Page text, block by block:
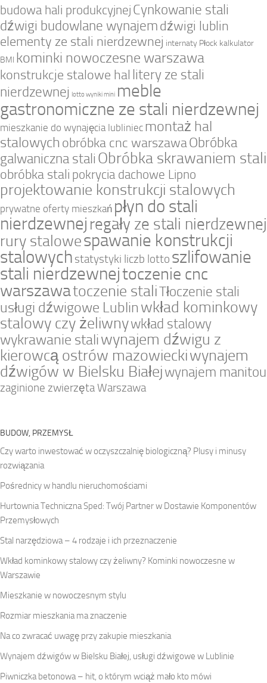
budowa hali produkcyjnej Cynkowanie stali
dźwigi budowlane wynajemdźwigi lublin
elementy ze stali nierdzewnej internaty Płock kalkulator
BMI kominki nowoczesne warszawa
konstrukcje stalowe hal litery ze stali
nierdzewnej lotto wyniki mini meble
gastronomiczne ze stali nierdzewnej
mieszkanie do wynajęcia lubliniec montaż hal
stalowych obróbka cnc warszawaObróbka
galwaniczna stali Obróbka skrawaniem stali
obróbka stali pokrycia dachowe Lipno
projektowanie konstrukcji stalowych
prywatne oferty mieszkań płyn do stali
nierdzewnej regały ze stali nierdzewnej
rury stalowespawanie konstrukcji
stalowych statystyki liczb lotto szlifowanie
stali nierdzewnejtoczenie cnc
warszawatoczenie staliTłoczenie stali
usługi dźwigowe Lublin wkład kominkowy
stalowy czy żeliwnywkład stalowy
wykrawanie staliwynajem dźwigu z
kierowcą ostrów mazowieckiwynajem
dźwigów w Bielsku Białejwynajem manitou
zaginione zwierzęta Warszawa
BUDOW, PRZEMYSŁ
Czy warto inwestować w oczyszczalnię biologiczną? Plusy i minusy
rozwiązania
Pośrednicy w handlu nieruchomościami
Hurtownia Techniczna Sped: Twój Partner w Dostawie Komponentów
Przemysłowych
Stal narzędziowa – 4 rodzaje i ich przeznaczenie
Wkład kominkowy stalowy czy żeliwny? Kominki nowoczesne w
Warszawie
Mieszkanie w nowoczesnym stylu
Rozmiar mieszkania ma znaczenie
Na co zwracać uwagę przy zakupie mieszkania
Wynajem dźwigów w Bielsku Białej, usługi dźwigowe w Lublinie
Piwniczka betonowa – hit, o którym wciąż mało kto mówi